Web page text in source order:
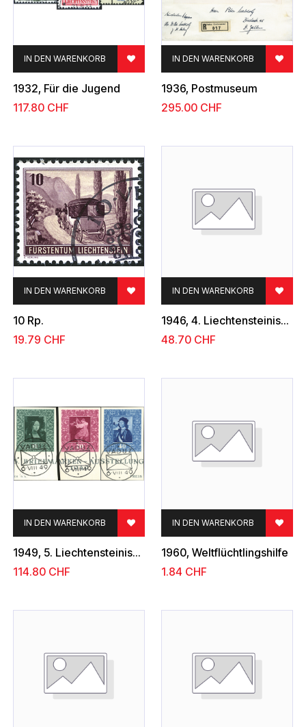
1932, Für die Jugend
IN DEN WARENKORB
117.80 CHF
1936, Postmuseum
IN DEN WARENKORB
295.00CHF
10 Rp.
IN DEN WARENKORB
19.79 CHF
1946, 4. Liechtensteinische Briefmarkenausstellung
IN DEN WARENKORB
48.70CHF
1949, 5. Liechtensteinische Briefmarkenausstellung
IN DEN WARENKORB
114.80 CHF
1960, Weltflüchtlingshilfe
IN DEN WARENKORB
1.84 CHF